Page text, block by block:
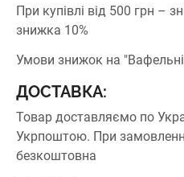
При купівлі від 500 грн –
знижка 10%
Умови знижок на "Вафельні
ДОСТАВКА:
Товар доставляємо по
Укрпоштою. При
безкоштовна